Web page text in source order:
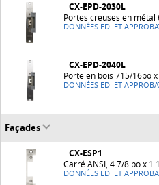
CX-EPD-2030L
Portes creuses en métal
DONNÉES EDI ET
CX-EPD-2040L
Porte en bois 715/16po
DONNÉES EDI ET
Façades
CX-ESP1
Carré ANSI, 4 7/8 po x 1
DONNÉES EDI ET